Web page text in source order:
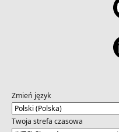
Zmień język
Twoja strefa czasowa